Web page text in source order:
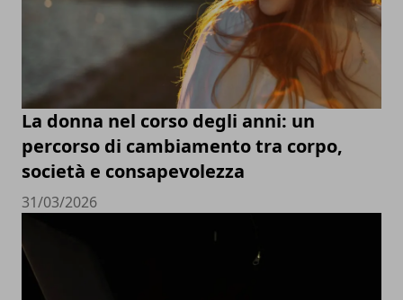
La donna nel corso degli anni: un
percorso di cambiamento tra corpo,
società e consapevolezza
31/03/2026